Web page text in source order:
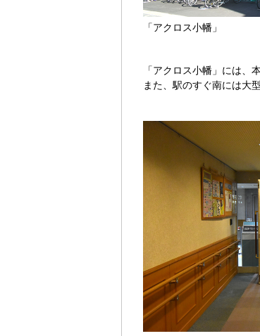
「アクロス小幡」
「アクロス小幡」には、
また、駅のすぐ南には大